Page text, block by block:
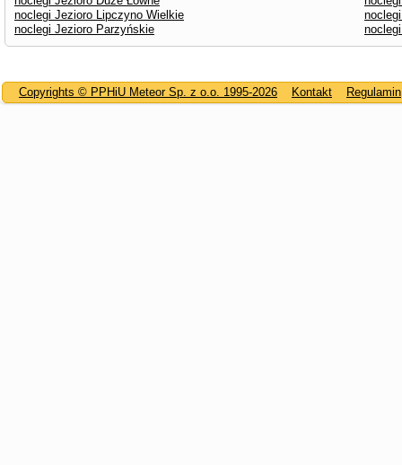
noclegi Jezioro Lipczyno Wielkie
noclegi Jezioro Parzyńskie
Copyrights © PPHiU Meteor Sp. z o.o. 1995-2026 Kontakt Regulamin